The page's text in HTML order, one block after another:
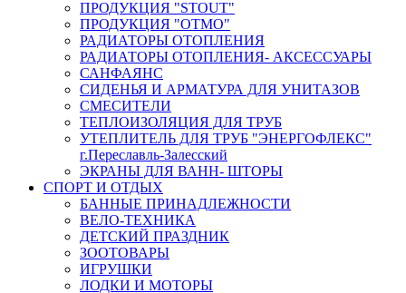
ПРОДУКЦИЯ "STOUT"
ПРОДУКЦИЯ "ОТМО"
РАДИАТОРЫ ОТОПЛЕНИЯ
РАДИАТОРЫ ОТОПЛЕНИЯ- АКСЕССУАРЫ
САНФАЯНС
СИДЕНЬЯ И АРМАТУРА ДЛЯ УНИТАЗОВ
СМЕСИТЕЛИ
ТЕПЛОИЗОЛЯЦИЯ ДЛЯ ТРУБ
УТЕПЛИТЕЛЬ ДЛЯ ТРУБ "ЭНЕРГОФЛЕКС"
г.Переславль-Залесский
ЭКРАНЫ ДЛЯ ВАНН- ШТОРЫ
СПОРТ И ОТДЫХ
БАННЫЕ ПРИНАДЛЕЖНОСТИ
ВЕЛО-ТЕХНИКА
ДЕТСКИЙ ПРАЗДНИК
ЗООТОВАРЫ
ИГРУШКИ
ЛОДКИ И МОТОРЫ